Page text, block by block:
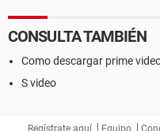
CONSULTA TAMBIÉN
Como descargar prime
S video
Regístrate aquí Equipo